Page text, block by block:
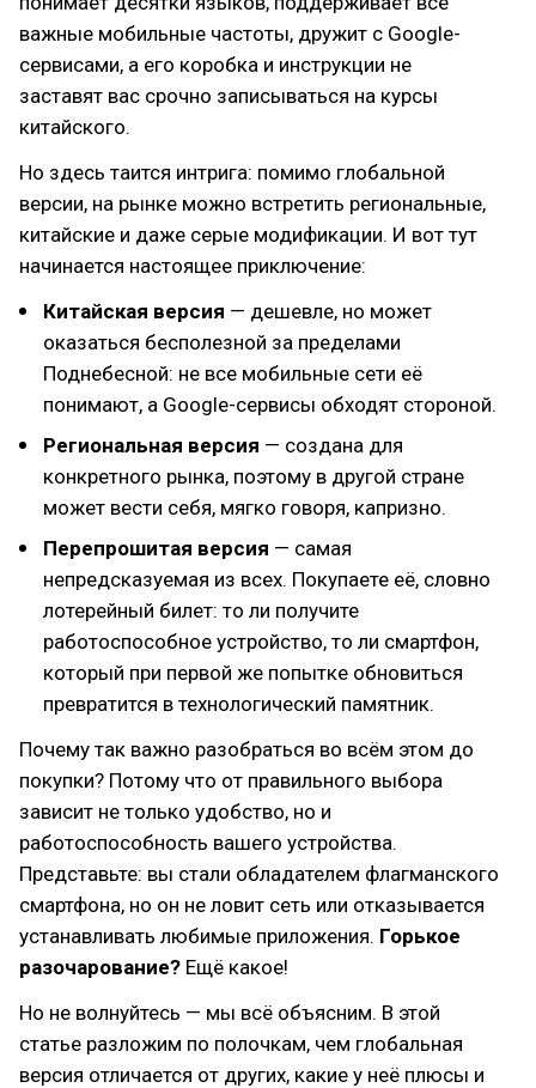
важные мобильные частоты, дружит с Google-
сервисами, а его коробка и инструкции не
заставят вас срочно записываться на курсы
китайского.
Но здесь таится интрига: помимо глобальной
версии, на рынке можно встретить региональные,
китайские и даже серые модификации. И вот тут
начинается настоящее приключение:
Китайская версия — дешевле, но может
оказаться бесполезной за пределами
Поднебесной: не все мобильные сети её
понимают, а Google-сервисы обходят стороной.
Региональная версия — создана для
конкретного рынка, поэтому в другой стране
может вести себя, мягко говоря, капризно.
Перепрошитая версия — самая
непредсказуемая из всех. Покупаете её, словно
лотерейный билет: то ли получите
работоспособное устройство, то ли смартфон,
который при первой же попытке обновиться
превратится в технологический памятник.
Почему так важно разобраться во всём этом до
покупки? Потому что от правильного выбора
зависит не только удобство, но и
работоспособность вашего устройства.
Представьте: вы стали обладателем флагманского
смартфона, но он не ловит сеть или отказывается
устанавливать любимые приложения. Горькое
разочарование? Ещё какое!
Но не волнуйтесь — мы всё объясним. В этой
статье разложим по полочкам, чем глобальная
версия отличается от других, какие у неё плюсы и